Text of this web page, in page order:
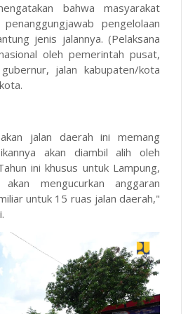
bahwa masyarakat
pengelolaan
jenis jalannya. (Pelaksana
oleh pemerintah pusat,
jalan kabupaten/kota
jalan daerah ini memang
akan diambil alih oleh
ini khusus untuk Lampung,
mengucurkan anggaran
untuk 15 ruas jalan daerah,"